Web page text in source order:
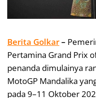
Berita Golkar–
Pertamina Grand Prix
penanda dimulainya
MotoGP Mandalika
pada 9–11 Oktober